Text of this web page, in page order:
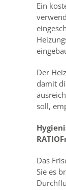
Ein
Der
damit
soll,
Das
Sie es